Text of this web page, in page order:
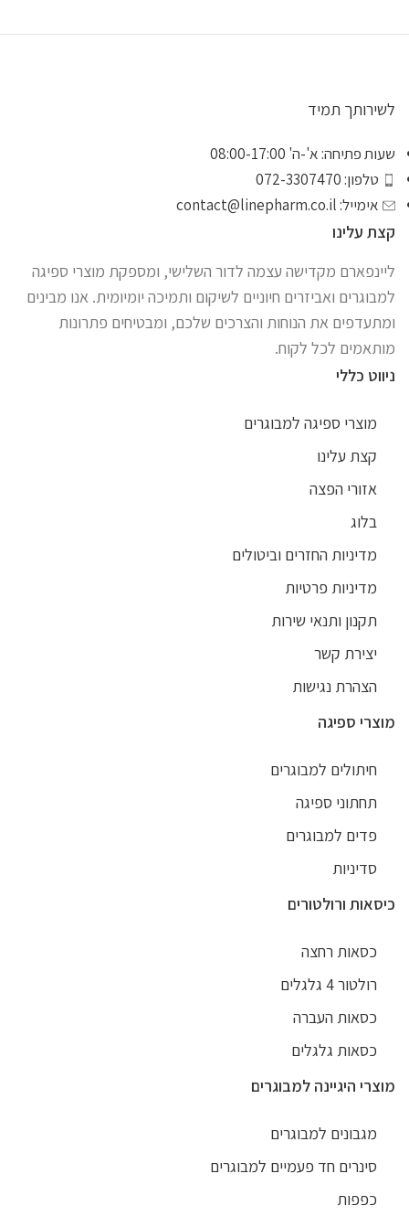
לשירותך תמיד
שעות פתיחה: א'-ה' 08:00-17:00
טלפון: 072-3307470
אימייל:contact@linepharm.co.il
קצת עלינו
ליינפארם מקדישה עצמה לדור השלישי, ומספקת מוצרי ספיגה
למבוגרים ואביזרים חיוניים לשיקום ותמיכה יומיומית. אנו מבינים
ומתעדפים את הנוחות והצרכים שלכם, ומבטיחים פתרונות
מותאמים לכל לקוח.
ניווט כללי
מוצרי ספיגה למבוגרים
קצת עלינו
אזורי הפצה
בלוג
מדיניות החזרים וביטולים
מדיניות פרטיות
תקנון ותנאי שירות
יצירת קשר
הצהרת נגישות
מוצרי ספיגה
חיתולים למבוגרים
תחתוני ספיגה
פדים למבוגרים
סדיניות
כיסאות ורולטורים
כסאות רחצה
רולטור 4 גלגלים
כסאות העברה
כסאות גלגלים
מוצרי היגיינה למבוגרים
מגבונים למבוגרים
סינרים חד פעמיים למבוגרים
כפפות